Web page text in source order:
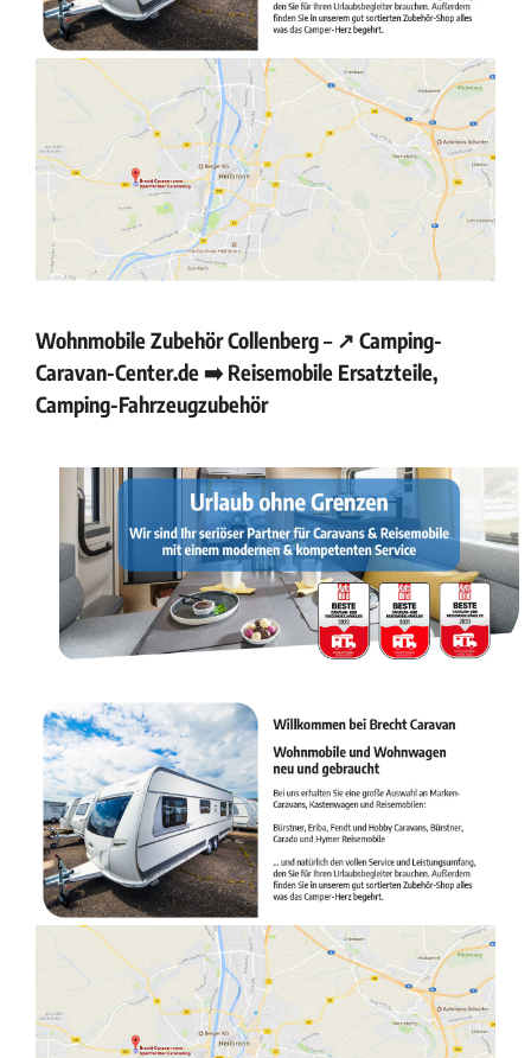
Wohnmobile Zubehör Collenberg – ↗️ Camping-
Caravan-Center.de ➡️ Reisemobile Ersatzteile,
Camping-Fahrzeugzubehör